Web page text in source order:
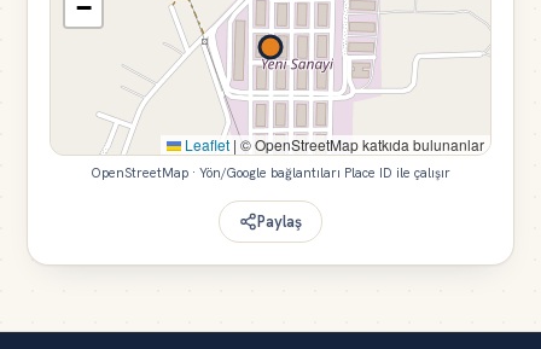
−
Leaflet | © OpenStreetMap katkıda bulunanlar
OpenStreetMap · Yön/Google bağlantıları Place ID ile çalışır
Paylaş